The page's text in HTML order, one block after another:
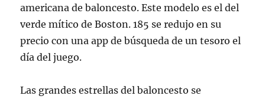
americana de baloncesto. Este modelo es el del
verde mítico de Boston. 185 se redujo en su
precio con una app de búsqueda de un tesoro el
día del juego.
Las grandes estrellas del baloncesto se